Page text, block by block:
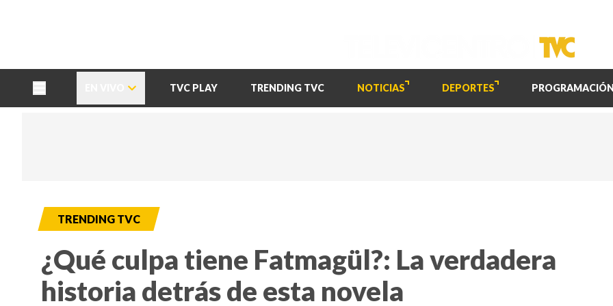
TVC PLAY TRENDING TVC NOTICIAS DEPORTES PROGRAMACIÓN
TRENDING TVC
¿Qué culpa tiene Fatmagül?: La verdadera
historia detrás de esta novela